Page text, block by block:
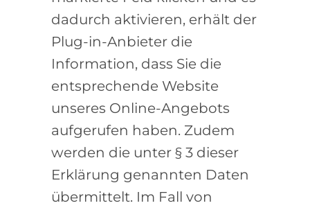
dadurch aktivieren, erhält der
Plug-in-Anbieter die
Information, dass Sie die
entsprechende Website
unseres Online-Angebots
aufgerufen haben. Zudem
werden die unter § 3 dieser
Erklärung genannten Daten
übermittelt. Im Fall von